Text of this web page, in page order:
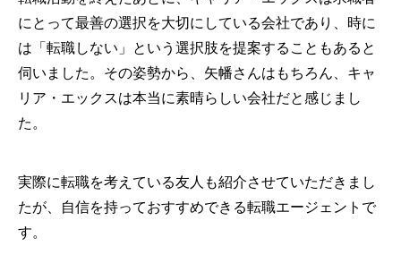
にとって最善の選択を大切にしている会社であり、時に
は「転職しない」という選択肢を提案することもあると
伺いました。その姿勢から、矢幡さんはもちろん、キャ
リア・エックスは本当に素晴らしい会社だと感じまし
た。
実際に転職を考えている友人も紹介させていただきまし
たが、自信を持っておすすめできる転職エージェントで
す。